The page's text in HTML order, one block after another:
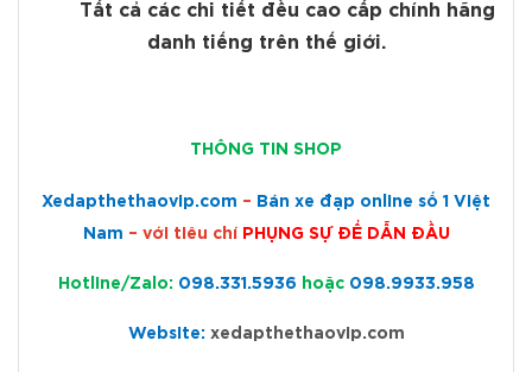
Tất cả các chi tiết đều cao cấp chính hãng
danh tiếng trên thế giới.
THÔNG TIN SHOP
Xedapthethaovip.com – Bán xe đạp online số 1 Việt
Nam – với tiêu chí PHỤNG SỰ ĐỂ DẪN ĐẦU
Hotline/Zalo: 098.331.5936 hoặc 098.9933.958
Website: xedapthethaovip.com